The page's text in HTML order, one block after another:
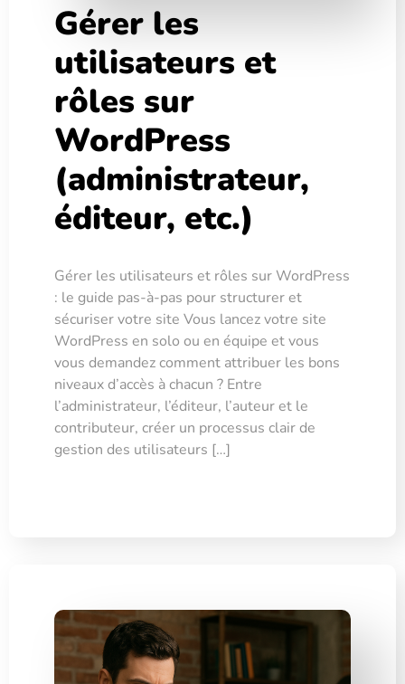
Gérer les
utilisateurs et
rôles sur
WordPress
(administrateur,
éditeur, etc.)
Gérer les utilisateurs et rôles sur WordPress
: le guide pas-à-pas pour structurer et
sécuriser votre site Vous lancez votre site
WordPress en solo ou en équipe et vous
vous demandez comment attribuer les bons
niveaux d’accès à chacun ? Entre
l’administrateur, l’éditeur, l’auteur et le
contributeur, créer un processus clair de
gestion des utilisateurs […]